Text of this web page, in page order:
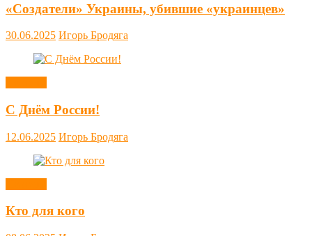
«Создатели» Украины, убившие «украинцев»
30.06.2025 Игорь Бродяга
С Днём России!
12.06.2025 Игорь Бродяга
Кто для кого